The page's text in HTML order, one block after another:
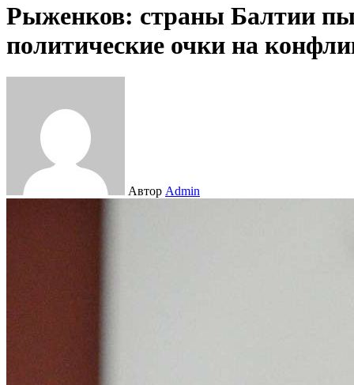
Рыженков: страны Балтии
политические очки на
Автор Admin